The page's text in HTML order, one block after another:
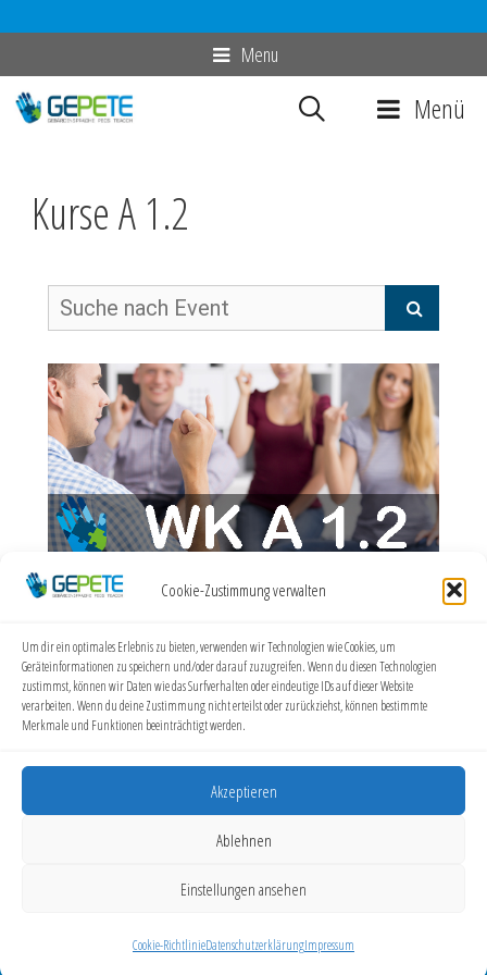
Cookie-Zustimmung verwalten
Um dir ein optimales Erlebnis zu bieten, verwenden wir Technologien wie Cookies, um
Geräteinformationen zu speichern und/oder darauf zuzugreifen. Wenn du diesen Technologien
zustimmst, können wir Daten wie das Surfverhalten oder eindeutige IDs auf dieser Website
verarbeiten. Wenn du deine Zustimmung nicht erteilst oder zurückziehst, können bestimmte
Merkmale und Funktionen beeinträchtigt werden.
Akzeptieren
Ablehnen
Einstellungen ansehen
Cookie-RichtlinieDatenschutzerklärungImpressum
Inhalt
springen
Menu
Menü
Kurse A 1.2
7 November 2026
WK A 1.2 in Aachen
Talbotstr. 13, 52068 Aachen
7 November 2026 - bis - 15 November 2026
Helga Hopfenzitz | Elbestraße 15, 53919 Weilerswist |